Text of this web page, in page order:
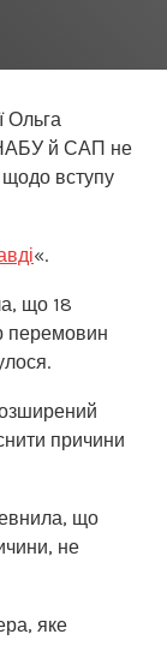
Ольга
й САП не
щодо вступу
«.
що 18
перемовин
причини
що
не
яке